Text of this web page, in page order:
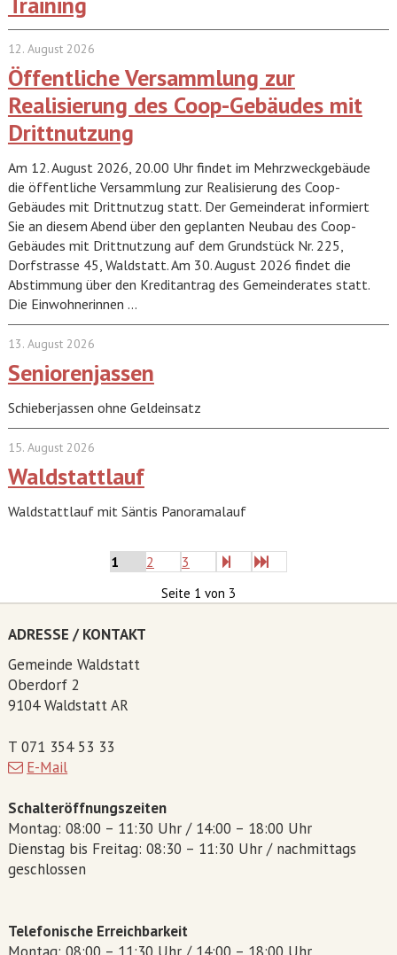
12. August 2026
Öffentliche Versammlung zur
Realisierung des Coop-Gebäudes mit
Drittnutzung
Am 12. August 2026, 20.00 Uhr findet im Mehrzweckgebäude
die öffentliche Versammlung zur Realisierung des Coop-
Gebäudes mit Drittnutzug statt. Der Gemeinderat informiert
Sie an diesem Abend über den geplanten Neubau des Coop-
Gebäudes mit Drittnutzung auf dem Grundstück Nr. 225,
Dorfstrasse 45, Waldstatt. Am 30. August 2026 findet die
Abstimmung über den Kreditantrag des Gemeinderates statt.
Die Einwohnerinnen …
13. August 2026
Seniorenjassen
Schieberjassen ohne Geldeinsatz
15. August 2026
Waldstattlauf
Waldstattlauf mit Säntis Panoramalauf
1 2 3
Seite 1 von 3
ADRESSE / KONTAKT
Gemeinde Waldstatt
Oberdorf 2
9104 Waldstatt AR
T 071 354 53 33
E-Mail
Schalteröffnungszeiten
Montag: 08:00 – 11:30 Uhr / 14:00 – 18:00 Uhr
Dienstag bis Freitag: 08:30 – 11:30 Uhr / nachmittags
geschlossen
Telefonische Erreichbarkeit